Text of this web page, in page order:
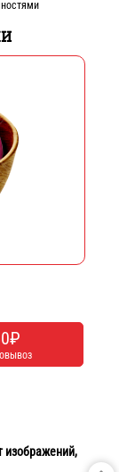
изображений,